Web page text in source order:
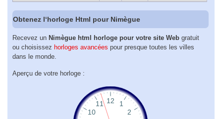
Obtenez l‘horloge Html pour Nimègue
Recevez un Nimègue html horloge pour votre site Web gratuit
ou choisissez horloges avancées pour presque toutes les villes
dans le monde.
Aperçu de votre horloge :